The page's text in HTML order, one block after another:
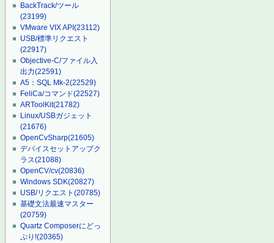
BackTrack/ツール
(23199)
VMware VIX API(23112)
USB/標準リクエスト
(22917)
Objective-C/ファイル入
出力(22591)
A5：SQL Mk-2(22529)
FeliCa/コマンド(22527)
ARToolKit(21782)
Linux/USBガジェット
(21676)
OpenCvSharp(21605)
デバイスセットアップク
ラス(21088)
OpenCV/cv(20836)
Windows SDK(20827)
USB/リクエスト(20785)
基礎文法最速マスター
(20759)
Quartz Composerにどっ
ぷり!(20365)